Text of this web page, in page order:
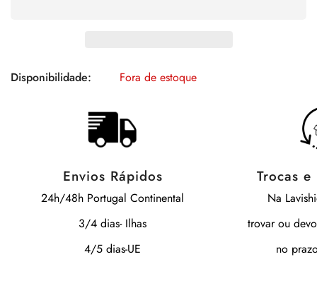
Disponibilidade: Fora de estoque
Envios Rápidos
24h/48h Portugal Continental
3/4 dias- Ilhas
4/5 dias-UE
Trocas
Na
trovar ou
no